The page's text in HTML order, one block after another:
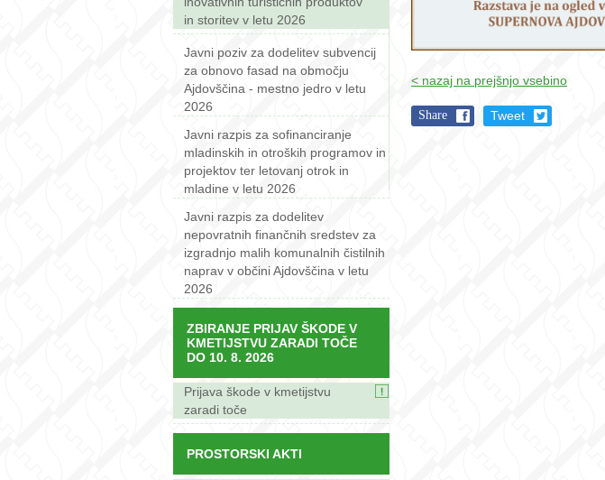
in storitev v letu 2026
Javni poziv za dodelitev subvencij
za obnovo fasad na območju
Ajdovščina - mestno jedro v letu
2026
Javni razpis za sofinanciranje
mladinskih in otroških programov in
projektov ter letovanj otrok in
mladine v letu 2026
Javni razpis za dodelitev
nepovratnih finančnih sredstev za
izgradnjo malih komunalnih čistilnih
naprav v občini Ajdovščina v letu
2026
ZBIRANJE PRIJAV ŠKODE V
KMETIJSTVU ZARADI TOČE
DO 10. 8. 2026
Prijava škode v kmetijstvu
zaradi toče
PROSTORSKI AKTI
< nazaj na prejšnjo vsebino
Share Tweet